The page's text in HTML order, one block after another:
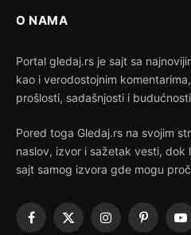
O NAMA
Portal gledaj.rs je sajt sa
kao i verodostojnim
prošlosti, sadašnjosti i
Pored toga Gledaj.rs na svojim
naslov, izvor i sažetak vesti, dok
sajt samog izvora gde mogu
Facebook
X
InstagramPinterest